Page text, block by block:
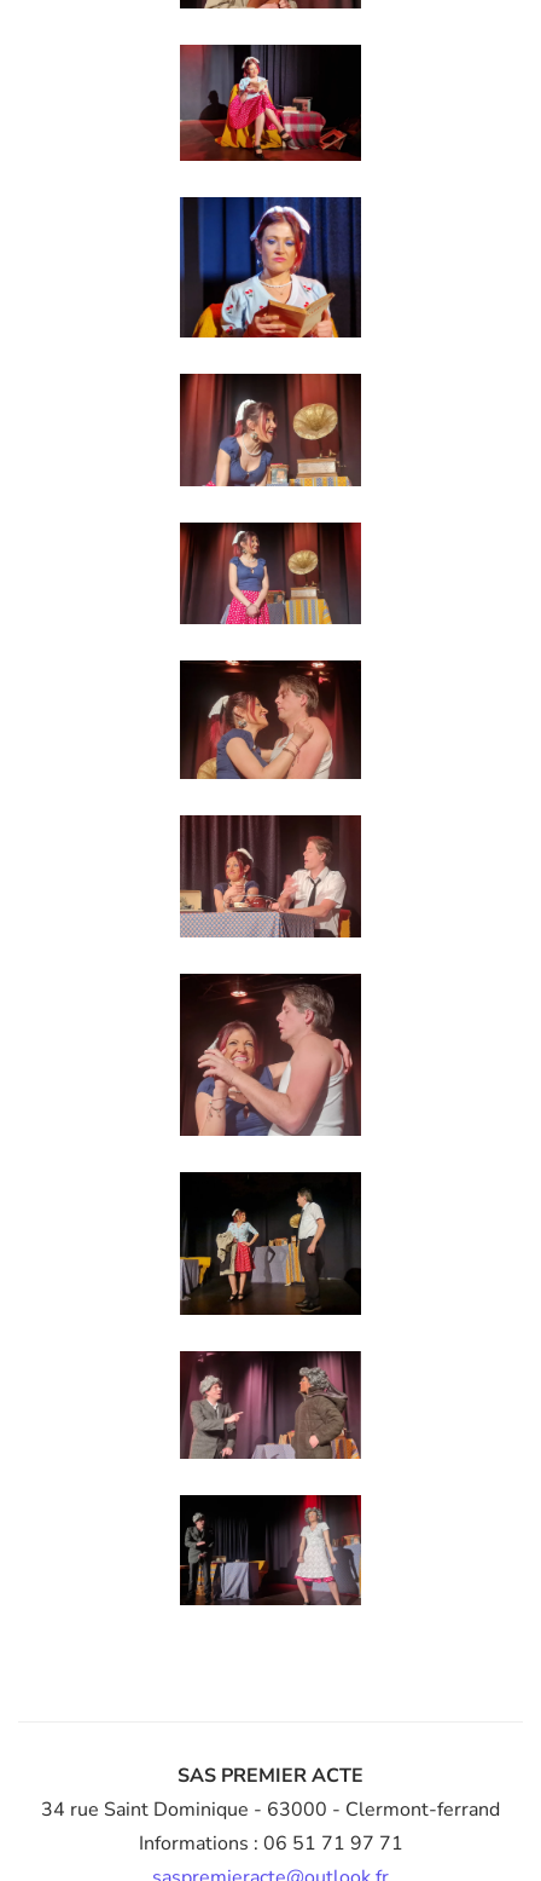
Agrandir
Agrandir
Agrandir
Agrandir
Agrandir
Agrandir
Agrandir
Agrandir
Agrandir
Agrandir
SAS PREMIER ACTE
34 rue Saint Dominique - 63000 - Clermont-ferrand
Informations : 06 51 71 97 71